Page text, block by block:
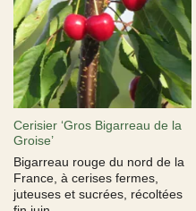
Cerisier ‘Gros Bigarreau de la
Groise’
Bigarreau rouge du nord de la
France, à cerises fermes,
juteuses et sucrées, récoltées